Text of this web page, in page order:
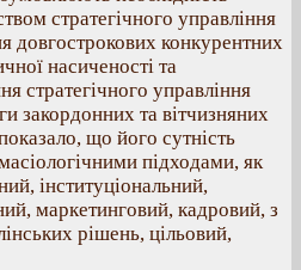
стратегічного управління
довгострокових конкурентних
насиченості та
стратегічного управління
закордонних та вітчизняних
що його сутність
підходами, як
інституціональний,
маркетинговий, кадровий, з
рішень, цільовий,